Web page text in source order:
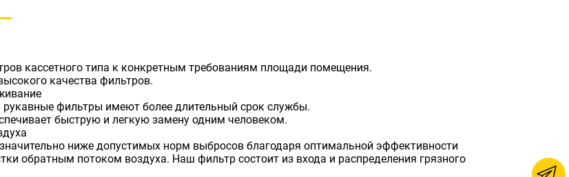
кассетного типа к конкретным требованиям площади помещения.
качества фильтров.
рукавные фильтры имеют болеедлительный срок службы.
быструю и легкую замену одним человеком.
ниже допустимых норм выбросов благодаря оптимальной эффективности
обратным потоком воздуха. Наш фильтр состоит из входа и распределения грязного